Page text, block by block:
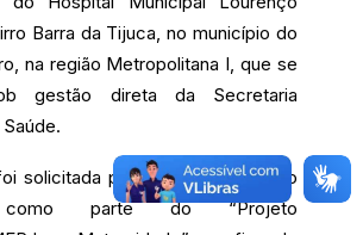
Barra da Tijuca, no município do
na região Metropolitana I, que se
gestão direta da Secretaria
solicitada pelo Ministério Público
como parte do “Projeto